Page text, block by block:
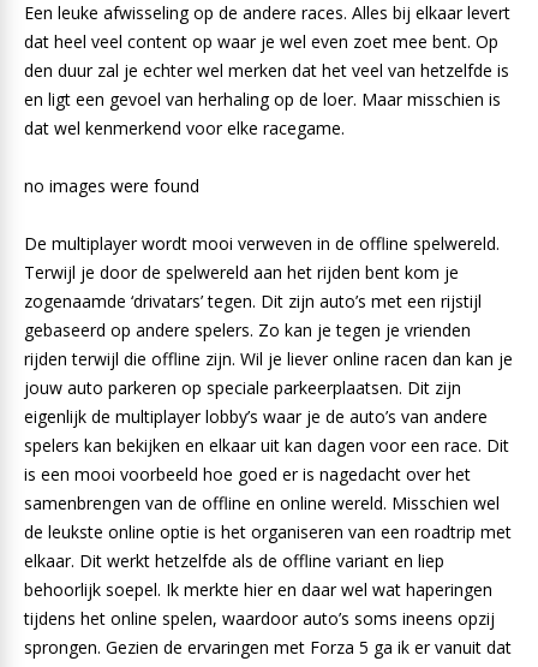
Een leuke afwisseling op de andere races. Alles bij elkaar levert
dat heel veel content op waar je wel even zoet mee bent. Op
den duur zal je echter wel merken dat het veel van hetzelfde is
en ligt een gevoel van herhaling op de loer. Maar misschien is
dat wel kenmerkend voor elke racegame.
no images were found
De multiplayer wordt mooi verweven in de offline spelwereld.
Terwijl je door de spelwereld aan het rijden bent kom je
zogenaamde ‘drivatars’ tegen. Dit zijn auto’s met een rijstijl
gebaseerd op andere spelers. Zo kan je tegen je vrienden
rijden terwijl die offline zijn. Wil je liever online racen dan kan je
jouw auto parkeren op speciale parkeerplaatsen. Dit zijn
eigenlijk de multiplayer lobby’s waar je de auto’s van andere
spelers kan bekijken en elkaar uit kan dagen voor een race. Dit
is een mooi voorbeeld hoe goed er is nagedacht over het
samenbrengen van de offline en online wereld. Misschien wel
de leukste online optie is het organiseren van een roadtrip met
elkaar. Dit werkt hetzelfde als de offline variant en liep
behoorlijk soepel. Ik merkte hier en daar wel wat haperingen
tijdens het online spelen, waardoor auto’s soms ineens opzij
sprongen. Gezien de ervaringen met Forza 5 ga ik er vanuit dat